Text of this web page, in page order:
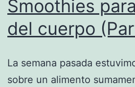
Smoothies
del cuerpo
La semana pasada
sobre un alimento